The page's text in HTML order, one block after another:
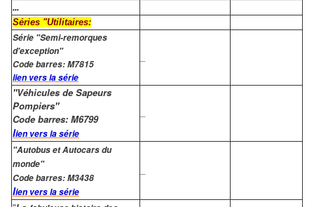
...
Séries "Utilitaires:
Série "Semi-remorques
d'exception"
Code barres: M7815
lien vers la série
"Véhicules de Sapeurs
Pompiers"
Code barres: M6799
lien vers la série
"Autobus et Autocars du
monde"
Code barres: M3438
lien vers la série